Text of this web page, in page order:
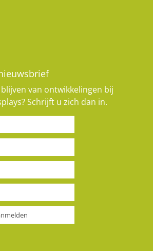
van ontwikkelingen bij
Schrijft u zich dan in.